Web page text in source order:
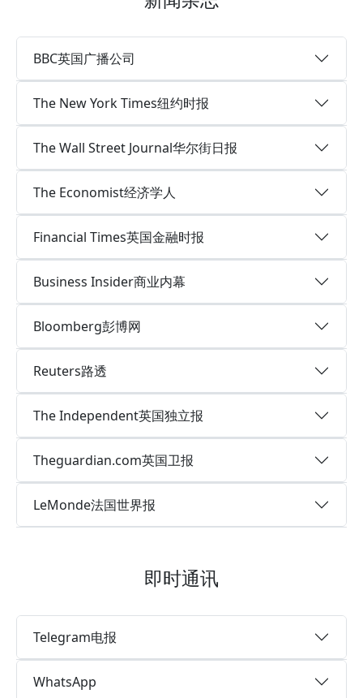
BBC英国广播公司
The New York Times纽约时报
The Wall Street Journal华尔街日报
The Economist经济学人
Financial Times英国金融时报
Business Insider商业内幕
Bloomberg彭博网
Reuters路透
The Independent英国独立报
Theguardian.com英国卫报
LeMonde法国世界报
即时通讯
Telegram电报
WhatsApp